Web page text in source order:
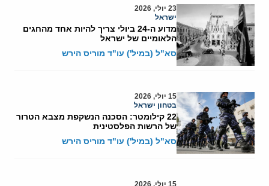
23 יולי, 2026
ישראל
מדוע ה-24 ביולי צריך להיות אחד מהחגים
הלאומיים של ישראל
סא"ל (במיל') עו"ד מוריס הירש
15 יולי, 2026
בטחון ישראל
22 קילומטר: הסכנה הנשקפת מצבא הטרור
של הרשות הפלסטינית
סא"ל (במיל') עו"ד מוריס הירש
15 יולי, 2026